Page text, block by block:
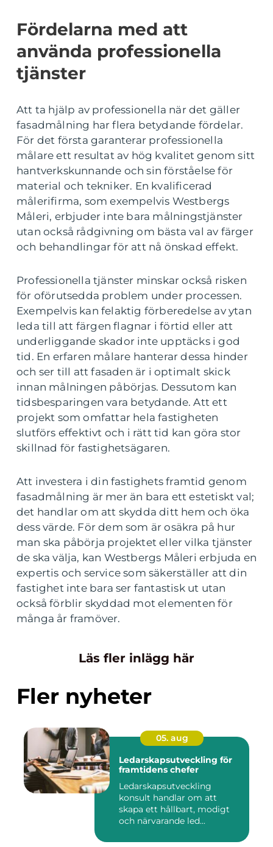
Fördelarna med att
använda professionella
tjänster
Att ta hjälp av professionella när det gäller
fasadmålning har flera betydande fördelar.
För det första garanterar professionella
målare ett resultat av hög kvalitet genom sitt
hantverkskunnande och sin förståelse för
material och tekniker. En kvalificerad
målerifirma, som exempelvis Westbergs
Måleri, erbjuder inte bara målningstjänster
utan också rådgivning om bästa val av färger
och behandlingar för att nå önskad effekt.
Professionella tjänster minskar också risken
för oförutsedda problem under processen.
Exempelvis kan felaktig förberedelse av ytan
leda till att färgen flagnar i förtid eller att
underliggande skador inte upptäcks i god
tid. En erfaren målare hanterar dessa hinder
och ser till att fasaden är i optimalt skick
innan målningen påbörjas. Dessutom kan
tidsbesparingen vara betydande. Att ett
projekt som omfattar hela fastigheten
slutförs effektivt och i rätt tid kan göra stor
skillnad för fastighetsägaren.
Att investera i din fastighets framtid genom
fasadmålning är mer än bara ett estetiskt val;
det handlar om att skydda ditt hem och öka
dess värde. För dem som är osäkra på hur
man ska påbörja projektet eller vilka tjänster
de ska välja, kan Westbergs Måleri erbjuda en
expertis och service som säkerställer att din
fastighet inte bara ser fantastisk ut utan
också förblir skyddad mot elementen för
många år framöver.
Läs fler inlägg här
Fler nyheter
05. aug
Ledarskapsutveckling för
framtidens chefer
Ledarskapsutveckling
konsult handlar om att
skapa ett hållbart, modigt
och närvarande led...